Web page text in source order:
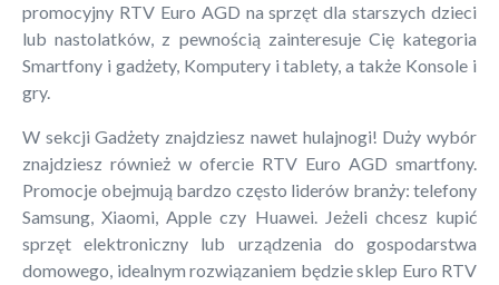
promocyjny RTV Euro AGD na sprzęt dla starszych dzieci
lub nastolatków, z pewnością zainteresuje Cię kategoria
Smartfony i gadżety, Komputery i tablety, a także Konsole i
gry.
W sekcji Gadżety znajdziesz nawet hulajnogi! Duży wybór
znajdziesz również w ofercie RTV Euro AGD smartfony.
Promocje obejmują bardzo często liderów branży: telefony
Samsung, Xiaomi, Apple czy Huawei. Jeżeli chcesz kupić
sprzęt elektroniczny lub urządzenia do gospodarstwa
domowego, idealnym rozwiązaniem będzie sklep Euro RTV